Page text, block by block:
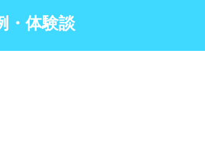
・体験談